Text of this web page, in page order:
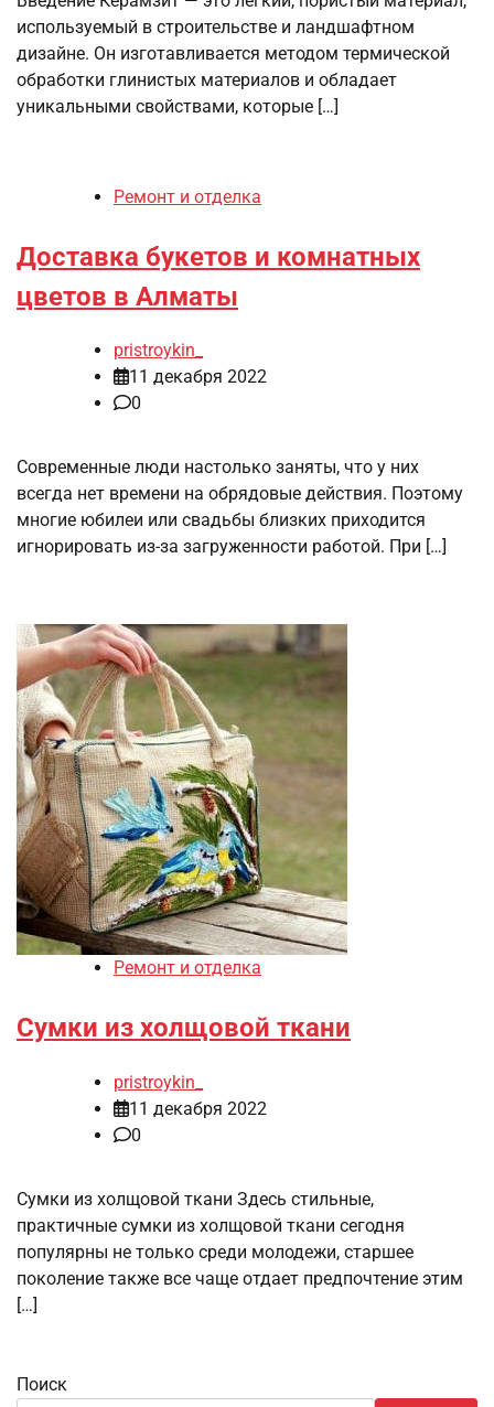
используемый в строительстве и ландшафтном
дизайне. Он изготавливается методом термической
обработки глинистых материалов и обладает
уникальными свойствами, которые […]
Ремонт и отделка
Доставка букетов и комнатных
цветов в Алматы
pristroykin_
11 декабря 2022
0
Современные люди настолько заняты, что у них
всегда нет времени на обрядовые действия. Поэтому
многие юбилеи или свадьбы близких приходится
игнорировать из-за загруженности работой. При […]
Ремонт и отделка
Сумки из холщовой ткани
pristroykin_
11 декабря 2022
0
Сумки из холщовой ткани Здесь стильные,
практичные сумки из холщовой ткани сегодня
популярны не только среди молодежи, старшее
поколение также все чаще отдает предпочтение этим
[…]
Поиск